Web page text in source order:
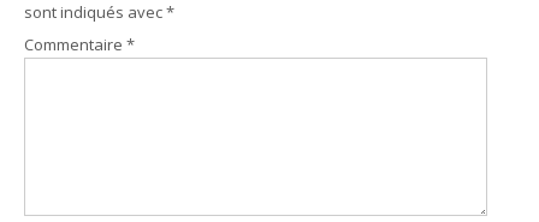
sont indiqués avec*
Commentaire *